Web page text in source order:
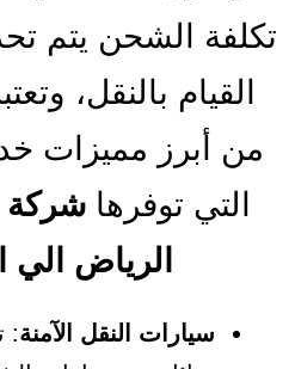
تكلفة الشحن يتم
القيام بالنقل،
من أبرز مميزات
التي توفرها
الرياض الي
سيارات النقل الآمنة: